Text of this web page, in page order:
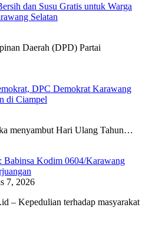
dan Susu Gratis untuk Warga
Selatan
Daerah (DPD) Partai
DPC Demokrat Karawang
di Ciampel
menyambut Hari Ulang Tahun…
Kodim 0604/Karawang
7, 2026
– Kepedulian terhadap masyarakat